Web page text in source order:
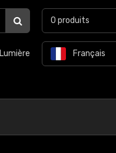
Lumière Français
0 produits